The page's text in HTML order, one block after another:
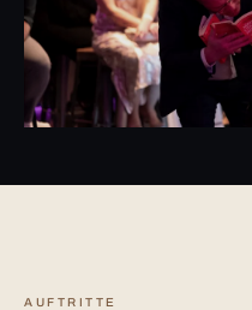
AUFTRITTE